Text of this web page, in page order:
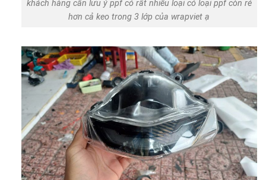
khách hàng cần lưu ý ppf có rất nhiều loại có loại ppf còn rẻ
hơn cả keo trong 3 lớp của wrapviet ạ